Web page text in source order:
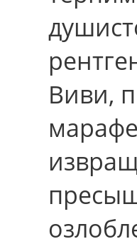
Виви,